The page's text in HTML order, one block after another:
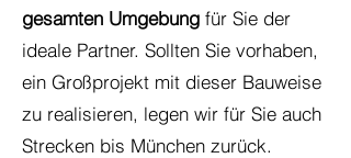
gesamten Umgebung für Sie der
ideale Partner. Sollten Sie vorhaben,
ein Großprojekt mit dieser Bauweise
zu realisieren, legen wir für Sie auch
Strecken bis München zurück.